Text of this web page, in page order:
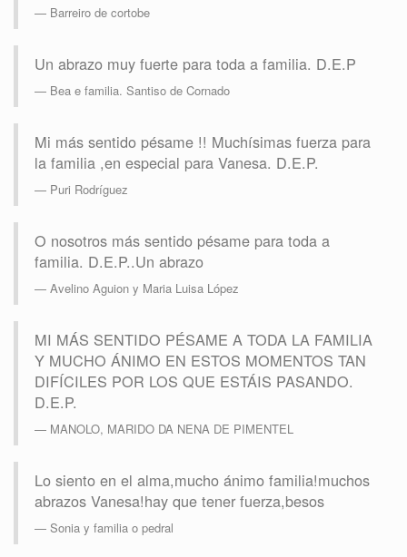
Barreiro de cortobe
Un abrazo muy fuerte para toda a familia. D.E.P
Bea e familia. Santiso de Cornado
Mi más sentido pésame !! Muchísimas fuerza para
la familia ,en especial para Vanesa. D.E.P.
Puri Rodríguez
O nosotros más sentido pésame para toda a
familia. D.E.P..Un abrazo
Avelino Aguion y Maria Luisa López
MI MÁS SENTIDO PÉSAME A TODA LA FAMILIA
Y MUCHO ÁNIMO EN ESTOS MOMENTOS TAN
DIFÍCILES POR LOS QUE ESTÁIS PASANDO.
D.E.P.
MANOLO, MARIDO DA NENA DE PIMENTEL
Lo siento en el alma,mucho ánimo familia!muchos
abrazos Vanesa!hay que tener fuerza,besos
Sonia y familia o pedral